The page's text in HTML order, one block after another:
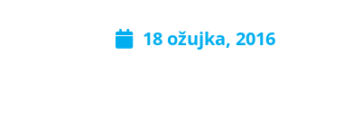
18 ožujka, 2016